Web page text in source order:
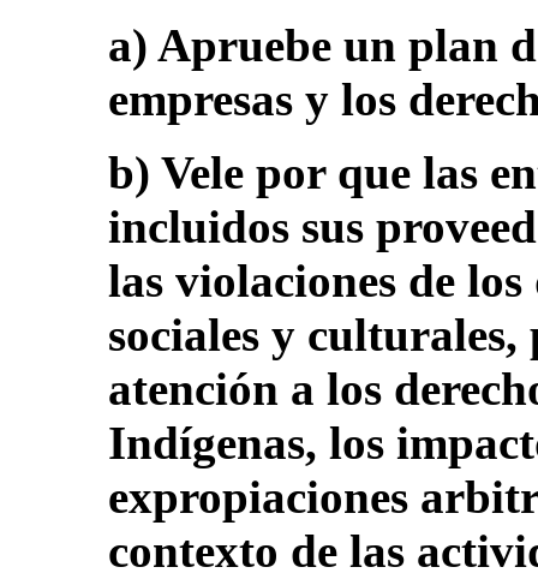
a) Apruebe un plan
empresas y los
b) Vele por que las
incluidos sus
las violaciones de los
sociales y culturales,
atención a los
Indígenas, los
expropiaciones
contexto de las